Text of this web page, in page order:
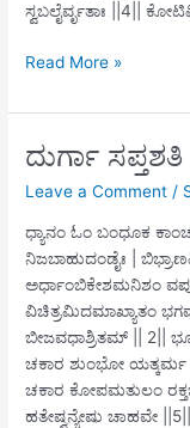
ಸ್ವಬಲೈರ್ವೃತಾಃ ||4||
ದುರ್ಗಾ
ಅಷ್ಟಮೋ ‌உಧ್ಯಾಯಃ
Read More »
ದುರ್ಗಾ
Leave a Comment /
ಧ್ಯಾನಂ ಓಂ ಬಂಧೂಕ
ನಿಜಬಾಹುದಂಡೈಃ |
ಅರ್ಧಾಂಬಿಕೇಶಮನಿಶಂ
ವಿಚಿತ್ರಮಿದಮಾಖ್ಯಾತಂ
ಬೀಜವಧಾಶ್ರಿತಮ್ || 2||
ಚಕಾರ ಶುಂಭೋ ಯತ್ಕರ್ಮ
ಚಕಾರ ಕೋಪಮತುಲಂ
ಹತೇಷ್ವನ್ಯೇಷು ಚಾಹವೇ